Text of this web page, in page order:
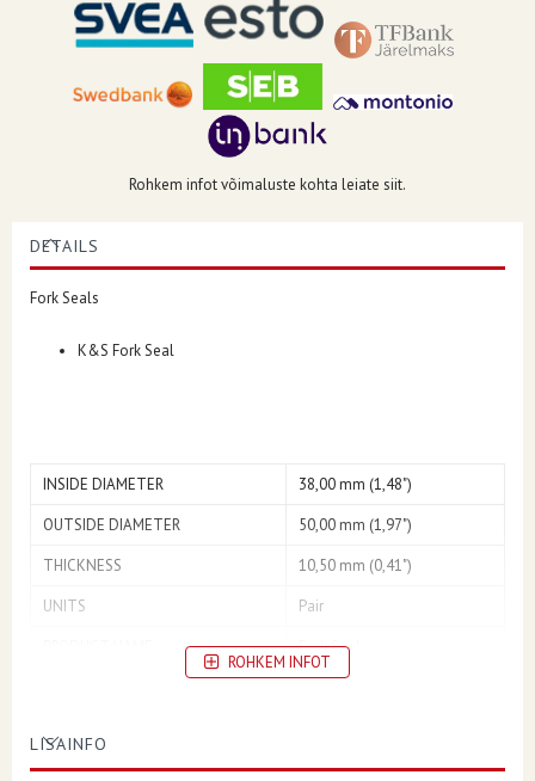
Rohkem infot võimaluste kohta leiate siit.
DETAILS
Fork Seals
K&S Fork Seal
INSIDE DIAMETER
38,00 mm (1,48")
OUTSIDE DIAMETER
50,00 mm (1,97")
THICKNESS
10,50 mm (0,41")
UNITS
Pair
Fork Seal
ROHKEM INFOT
LISAINFO